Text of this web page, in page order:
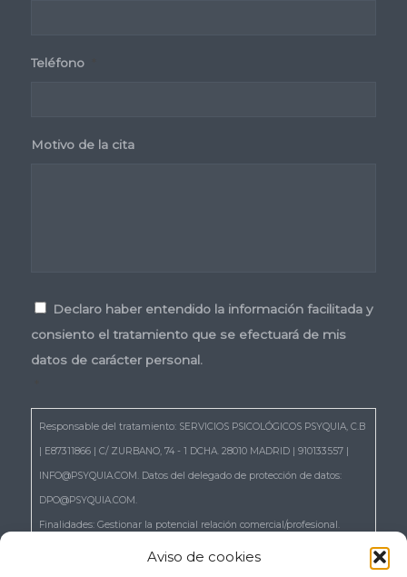
Aviso de cookies
Teléfono
Motivo de la cita
Consentimiento
Declaro haber entendido la información facilitada y
consiento el tratamiento que se efectuará de mis
datos de carácter personal.
Responsable del tratamiento: SERVICIOS PSICOLÓGICOS PSYQUIA, C.B
| E87311866 | C/ ZURBANO, 74 - 1 DCHA. 28010 MADRID | 910133557 |
INFO@PSYQUIA.COM. Datos del delegado de protección de datos:
DPO@PSYQUIA.COM.
Finalidades: Gestionar la potencial relación comercial/profesional.
Atender las consultas y remitir la información que nos solicita.